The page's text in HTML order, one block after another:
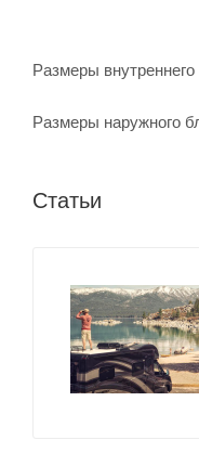
Размеры
Размеры наружного
Статьи